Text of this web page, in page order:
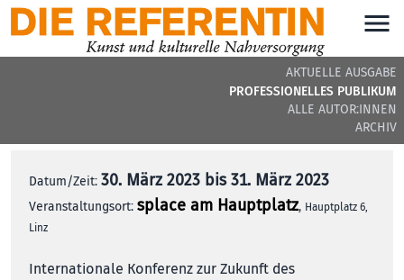
AKTUELLE AUSGABE
PROFESSIONELLES PUBLIKUM
ALLE AUTOR:INNEN
ARCHIV
Im Auge der Infodemie
Datum/Zeit: 30. März 2023 bis 31. März 2023
Veranstaltungsort: splace am Hauptplatz, Hauptplatz 6,
Linz
Internationale Konferenz zur Zukunft des